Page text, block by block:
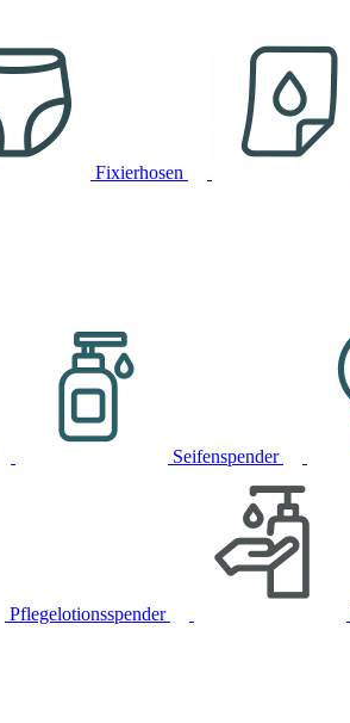
Fixierhosen
Seifenspender
Pflegelotionsspender